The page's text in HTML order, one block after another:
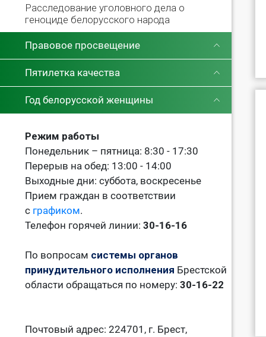
Расследование уголовного дела о
геноциде белорусского народа
Правовое просвещение
Пятилетка качества
Год белорусской женщины
Режим работы
Понедельник – пятница: 8:30 - 17:30
Перерыв на обед: 13:00 - 14:00
Выходные дни: суббота, воскресенье
Прием граждан в соответствии
с графиком.
Телефон горячей линии: 30-16-16
По вопросам системы органов
принудительного исполнения Брестской
области обращаться по номеру: 30-16-22
Почтовый адрес: 224701, г. Брест,